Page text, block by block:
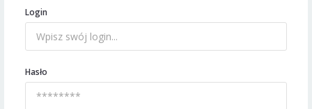
Login
Hasło